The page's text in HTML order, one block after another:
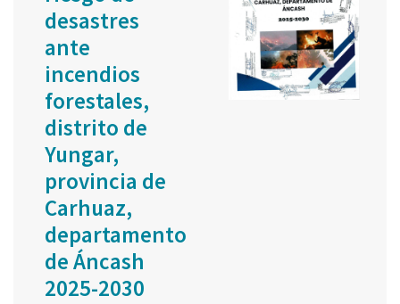
desastres
ante
incendios
forestales,
distrito de
Yungar,
provincia de
Carhuaz,
departamento
de Áncash
2025-2030